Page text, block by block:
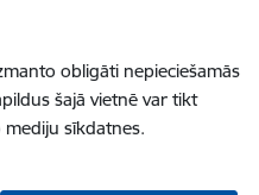
obligāti nepieciešamās
šajā vietnē var tikt
sīkdatnes.